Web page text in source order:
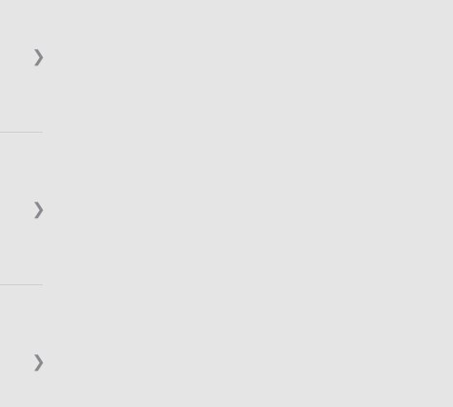
❯
❯
❯